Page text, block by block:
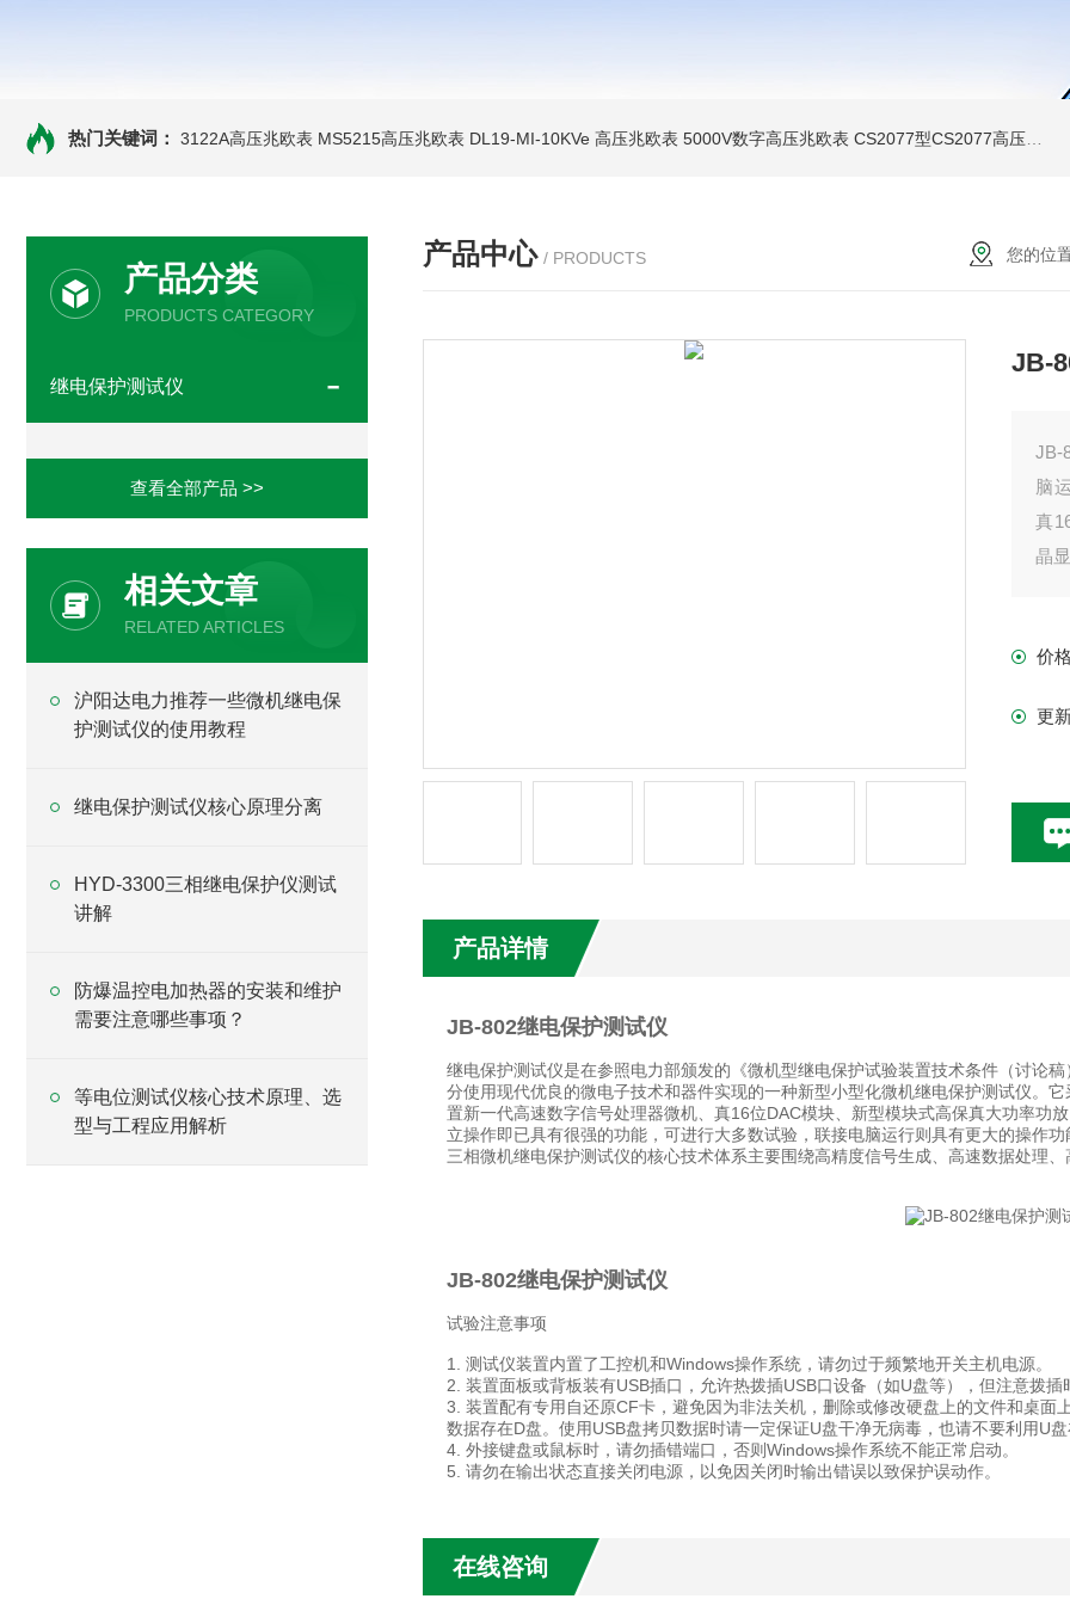
热门关键词： 3122A高压兆欧表 MS5215高压兆欧表 DL19-MI-10KVe 高压兆欧表 5000V数字高压兆欧表 CS2077型CS2077高压兆欧表校验仪
产品分类
PRODUCTS CATEGORY
继电保护测试仪
查看全部产品 >>
相关文章
RELATED ARTICLES
沪阳达电力推荐一些微机继电保
护测试仪的使用教程
继电保护测试仪核心原理分离
HYD-3300三相继电保护仪测试
讲解
防爆温控电加热器的安装和维护
需要注意哪些事项？
等电位测试仪核心技术原理、选
型与工程应用解析
产品中心 / PRODUCTS 您的位
JB-
JB-
脑
真
晶
价
更
产品详情
JB-802继电保护测试仪
继电保护测试仪是在参照电力部颁发的《微机型继电保护试验装置技术条件（讨论
分使用现代优良的微电子技术和器件实现的一种新型小型化微机继电保护测试仪。
置新一代高速数字信号处理器微机、真16位DAC模块、新型模块式高保真大功率功
立操作即已具有很强的功能，可进行大多数试验，联接电脑运行则具有更大的操作
三相微机继电保护测试仪的核心技术体系主要围绕高精度信号生成、高速数据处理
JB-802继电保护测试仪
试验注意事项
1. 测试仪装置内置了工控机和Windows操作系统，请勿过于频繁地开关主机电源。
2. 装置面板或背板装有USB插口，允许热拨插USB口设备（如U盘等），但注意拨
3. 装置配有专用自还原CF卡，避免因为非法关机，删除或修改硬盘上的文件和桌
数据存在D盘。使用USB盘拷贝数据时请一定保证U盘干净无病毒，也请不要利用U
4. 外接键盘或鼠标时，请勿插错端口，否则Windows操作系统不能正常启动。
5. 请勿在输出状态直接关闭电源，以免因关闭时输出错误以致保护误动作。
在线咨询